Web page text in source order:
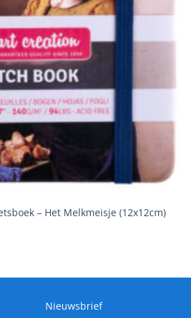
– Het Melkmeisje (12x12cm)
Nieuwsbrief